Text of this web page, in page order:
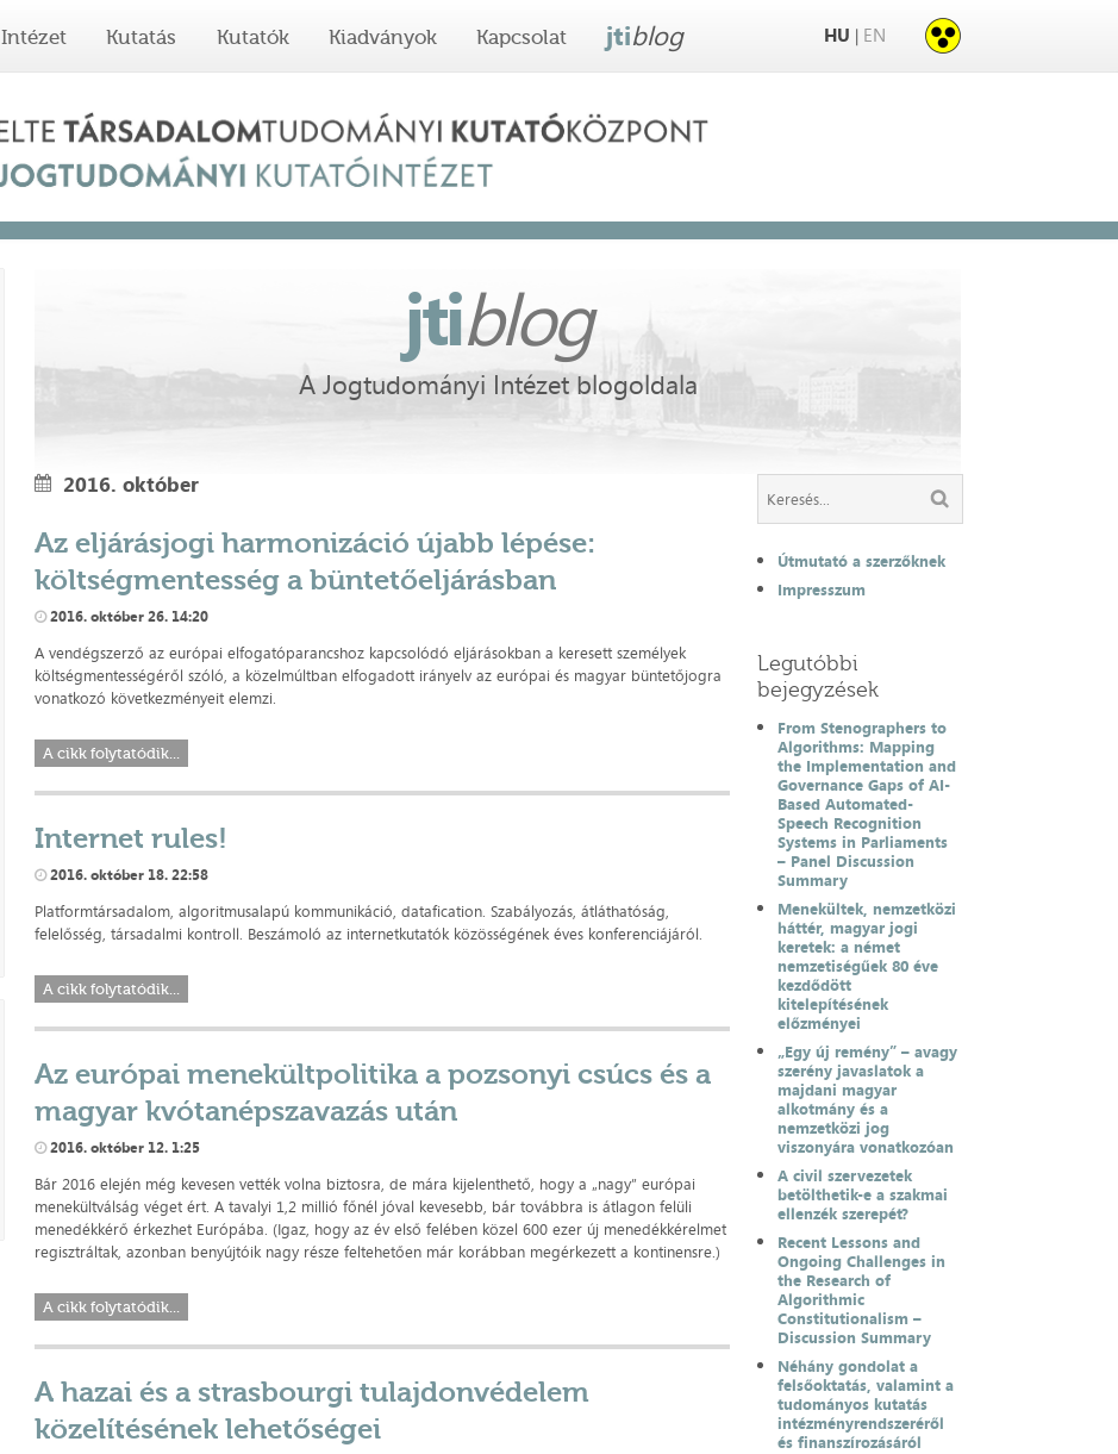
Intézet Kutatás Kutatók Kiadványok Kapcsolat jtiblog HU | EN
jtiblog
A Jogtudományi Intézet blogoldala
2016. október
Az eljárásjogi harmonizáció újabb lépése:
költségmentesség a büntetőeljárásban
2016. október 26. 14:20
A vendégszerző az európai elfogatóparancshoz kapcsolódó eljárásokban a keresett személyek
költségmentességéről szóló, a közelmúltban elfogadott irányelv az európai és magyar büntetőjogra
vonatkozó következményeit elemzi.
A cikk folytatódik...
Internet rules!
2016. október 18. 22:58
Platformtársadalom, algoritmusalapú kommunikáció, datafication. Szabályozás, átláthatóság,
felelősség, társadalmi kontroll. Beszámoló az internetkutatók közösségének éves konferenciájáról.
A cikk folytatódik...
Az európai menekültpolitika a pozsonyi csúcs és a
magyar kvótanépszavazás után
2016. október 12. 1:25
Bár 2016 elején még kevesen vették volna biztosra, de mára kijelenthető, hogy a „nagy” európai
menekültválság véget ért. A tavalyi 1,2 millió főnél jóval kevesebb, bár továbbra is átlagon felüli
menedékkérő érkezhet Európába. (Igaz, hogy az év első felében közel 600 ezer új menedékkérelmet
regisztráltak, azonban benyújtóik nagy része feltehetően már korábban megérkezett a kontinensre.)
A cikk folytatódik...
A hazai és a strasbourgi tulajdonvédelem
közelítésének lehetőségei
Útmutató a szerzőknek
Impresszum
Legutóbbi
bejegyzések
From Stenographers to
Algorithms: Mapping
the Implementation and
Governance Gaps of AI-
Based Automated-
Speech Recognition
Systems in Parliaments
– Panel Discussion
Summary
Menekültek, nemzetközi
háttér, magyar jogi
keretek: a német
nemzetiségűek 80 éve
kezdődött
kitelepítésének
előzményei
„Egy új remény” – avagy
szerény javaslatok a
majdani magyar
alkotmány és a
nemzetközi jog
viszonyára vonatkozóan
A civil szervezetek
betölthetik-e a szakmai
ellenzék szerepét?
Recent Lessons and
Ongoing Challenges in
the Research of
Algorithmic
Constitutionalism –
Discussion Summary
Néhány gondolat a
felsőoktatás, valamint a
tudományos kutatás
intézményrendszeréről
és finanszírozásáról